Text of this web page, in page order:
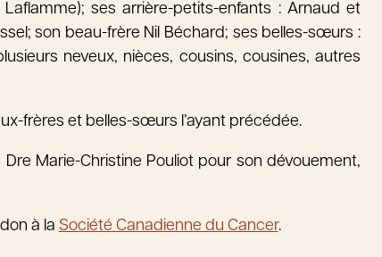
ses arrière-petits-enfants : Arnaud et
son beau-frère Nil Béchard; ses belles-sœurs :
neveux, nièces, cousins, cousines, autres
frères et belles-sœurs l’ayant précédée.
Marie-Christine Pouliot pour son dévouement,
à la Société Canadienne du Cancer.